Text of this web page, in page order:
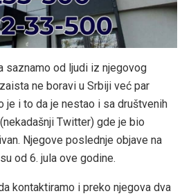
saznamo od ljudi iz njegovog
ne boravi u Srbiji već par
je i to da je nestao i sa društvenih
Twitter) gde je bio
Njegove poslednje objave na
od 6. jula ove godine.
kontaktiramo i preko njegova dva